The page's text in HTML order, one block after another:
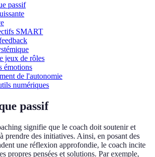
passif
SMART
jeux de rôles
émotions
de l'autonomie
numériques
passif
signifie que le coach doit soutenir et
prendre des initiatives. Ainsi, en posant des
une réflexion approfondie, le coach incite
propres pensées et solutions. Par exemple,